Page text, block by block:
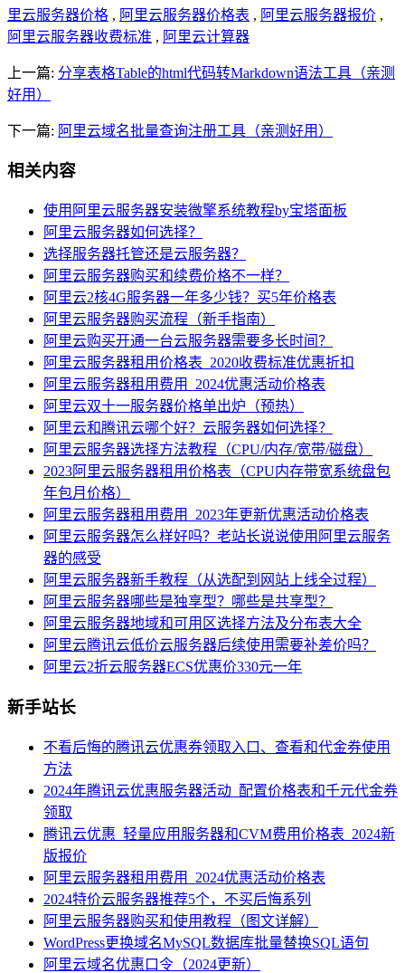
里云服务器价格 , 阿里云服务器价格表 , 阿里云服务器报价 ,
阿里云服务器收费标准 , 阿里云计算器
上一篇: 分享表格Table的html代码转Markdown语法工具（亲测
好用）
下一篇: 阿里云域名批量查询注册工具（亲测好用）
相关内容
使用阿里云服务器安装微擎系统教程by宝塔面板
阿里云服务器如何选择？
选择服务器托管还是云服务器？
阿里云服务器购买和续费价格不一样？
阿里云2核4G服务器一年多少钱？买5年价格表
阿里云服务器购买流程（新手指南）
阿里云购买开通一台云服务器需要多长时间？
阿里云服务器租用价格表_2020收费标准优惠折扣
阿里云服务器租用费用_2024优惠活动价格表
阿里云双十一服务器价格单出炉（预热）
阿里云和腾讯云哪个好？云服务器如何选择？
阿里云服务器选择方法教程（CPU/内存/宽带/磁盘）
2023阿里云服务器租用价格表（CPU内存带宽系统盘包
年包月价格）
阿里云服务器租用费用_2023年更新优惠活动价格表
阿里云服务器怎么样好吗？老站长说说使用阿里云服务
器的感受
阿里云服务器新手教程（从选配到网站上线全过程）
阿里云服务器哪些是独享型？哪些是共享型？
阿里云服务器地域和可用区选择方法及分布表大全
阿里云腾讯云低价云服务器后续使用需要补差价吗？
阿里云2折云服务器ECS优惠价330元一年
新手站长
不看后悔的腾讯云优惠券领取入口、查看和代金券使用
方法
2024年腾讯云优惠服务器活动_配置价格表和千元代金券
领取
腾讯云优惠_轻量应用服务器和CVM费用价格表_2024新
版报价
阿里云服务器租用费用_2024优惠活动价格表
2024特价云服务器推荐5个，不买后悔系列
阿里云服务器购买和使用教程（图文详解）
WordPress更换域名MySQL数据库批量替换SQL语句
阿里云域名优惠口令（2024更新）